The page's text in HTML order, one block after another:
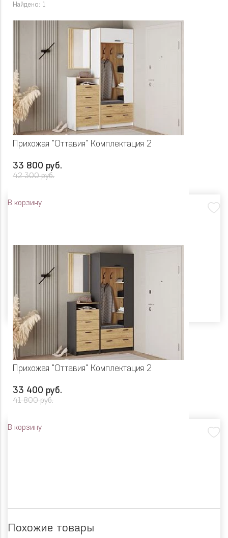
Найдено: 1
Прихожая "Оттавия" Комплектация 2
33 800 руб.
42 300 руб.
В корзину
Прихожая "Оттавия" Комплектация 2
33 400 руб.
41 800 руб.
В корзину
Похожие товары